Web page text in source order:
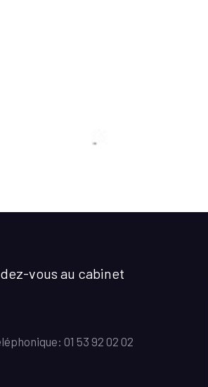
vous au cabinet
01 53 92 02 02